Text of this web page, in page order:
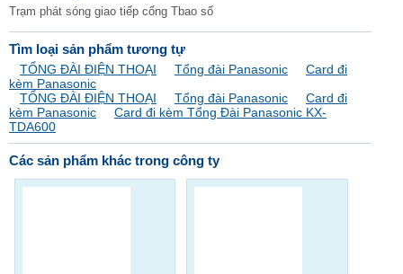
Trạm phát sóng giao tiếp cổng Tbao số
Tìm loại sản phẩm tương tự
TỔNG ĐÀI ĐIỆN THOẠI Tổng đài Panasonic
Card đi
kèm Panasonic
TỔNG ĐÀI ĐIỆN THOẠI
Tổng đài Panasonic
Card đi
kèm Panasonic
Card đi kèm Tổng Đài Panasonic KX-
TDA600
Các sản phẩm khác trong công ty